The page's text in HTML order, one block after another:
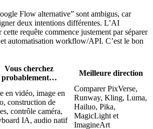
Flow alternative” sont ambigus, car
deux intentions différentes. L’AI
requête commence justement par séparer
automatisation workflow/API. C’est le bon
Vous cherchez
probablement…
Meilleure direction
en vidéo, image en
construction de
contrôle caméra,
IA, audio natif
Comparer PixVerse,
Runway, Kling, Luma,
Hailuo, Pika,
MagicLight et
ImagineArt